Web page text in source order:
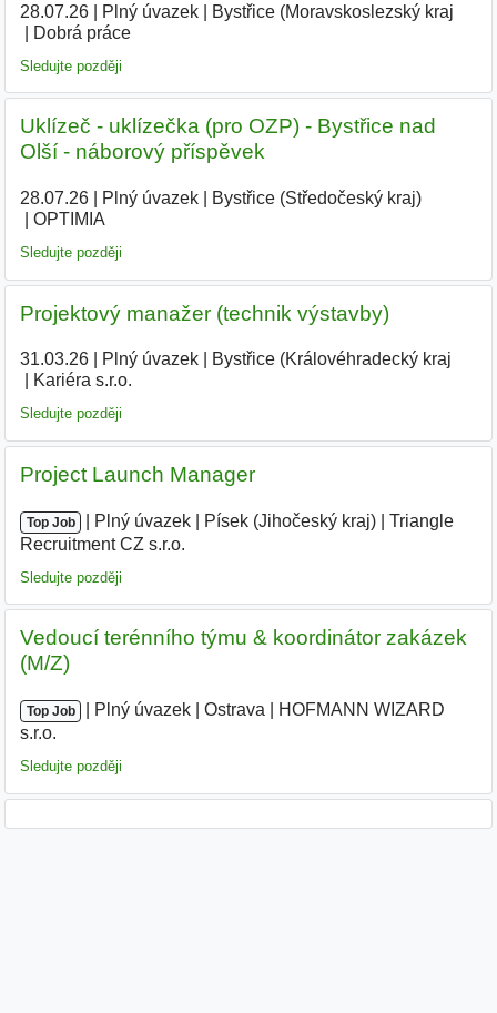
28.07.26| Plný úvazek| Bystřice (Moravskoslezský kraj
Dobrá práce
Sledujte později
Uklízeč - uklízečka (pro OZP) - Bystřice nad
Olší - náborový příspěvek
28.07.26| Plný úvazek| Bystřice (Středočeský kraj)|
OPTIMIA
Sledujte později
Projektový manažer (technik výstavby)
31.03.26| Plný úvazek| Bystřice (Královéhradecký kraj
Kariéra s.r.o.
Sledujte později
Project Launch Manager
Top Job Plný úvazek Písek (Jihočeský kraj)
Triangle
Recruitment CZ s.r.o.
Sledujte později
Vedoucí terénního týmu & koordinátor zakázek
(M/Z)
Top Job Plný úvazek Ostrava
HOFMANN WIZARD
s.r.o.
Sledujte později